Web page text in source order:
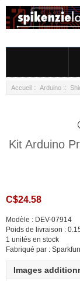
Accueil :: Arduino ::
Kit Arduino
C$24.58
Modèle : DEV-07914
Poids de livraison :
1 unités en stock
Fabriqué par : Sparkfun
Images